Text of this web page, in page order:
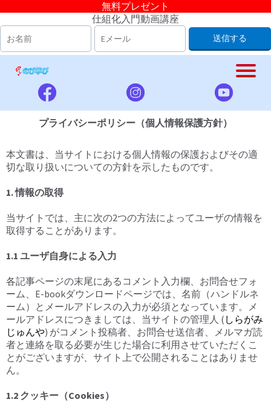
無料プレゼント
仕組化入門動画講座
送信する
プライバシーポリシー（個人情報保護方針）
本文書は、当サイトにおける個人情報の保護およびその適
切な取り扱いについての方針を示したものです。
1. 情報の取得
当サイトでは、主に次の2つの方法によってユーザの情報を
取得することがあります。
1.1 ユーザ自身による入力
各記事ページの末尾にあるコメント入力欄、お問合せフォ
ーム、E-bookダウンロードページでは、名前（ハンドルネ
ーム）とメールアドレスの入力が必須となっています。メ
ールアドレスにつきましては、当サイトの管理人 ( しらがみ
じゅんや) がコメント投稿者、お問合せ送信者、メルマガ読
者と連絡を取る必要が生じた場合に利用させていただくこ
とがございますが、サイト上で公開されることはありませ
ん。
1.2 クッキー（Cookies）